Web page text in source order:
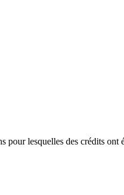
lesquelles des crédits ont